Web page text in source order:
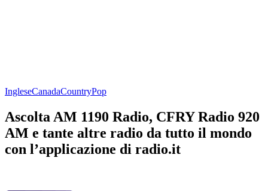
IngleseCanadaCountryPop
Ascolta AM 1190 Radio, CFRY Radio 920
AM e tante altre radio da tutto il mondo
con l’applicazione di radio.it